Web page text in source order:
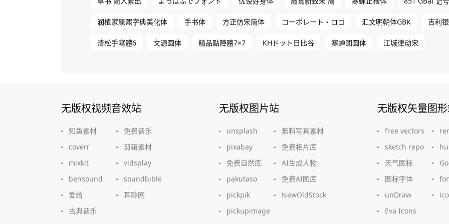
润植家康熙字典美化体 手书体 方正仿宋简体 コーポレート・ロゴ 汇文明朝体GBK 吉利
清松手寫體6 文源圆体 精品點陣體7×7 KHドット日比谷 寒蝉团圆体 江城律动宋
无版权视频音效站
知鱼素材
免费音乐
coverr
剪辑素材
mixkit
vidsplay
bensound
soundbible
爱给
耳聆网
古典音乐
无版权图片站
unsplash
無料写真素材
pixabay
免费相片库
免费自然库
AI生成人物
pakutaso
免费AI图库
pickpik
NewOldStock
pickupimage
无版权矢量图
free vectors
sketch repo
天气图标
图标字体
unDraw
Eva Icons